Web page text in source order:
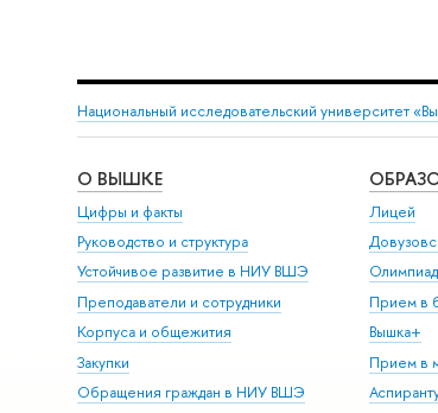
Национальный исследовательский университет
О ВЫШКЕ
Цифры и факты
Руководство и структура
Устойчивое развитие в НИУ ВШЭ
Преподаватели и сотрудники
Корпуса и общежития
Закупки
Обращения граждан в НИУ ВШЭ
Лицей
Прием в
Вышка+
Прием в